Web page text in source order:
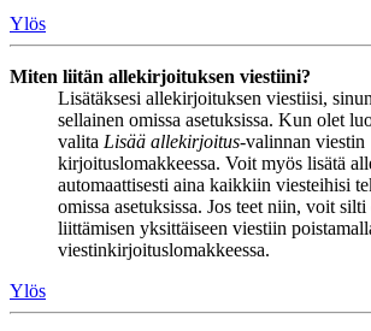
Ylös
Miten liitän allekirjoituksen viestiini?
Lisätäksesi allekirjoituksen viestiisi,
sellainen omissa asetuksissa. Kun olet
valita Lisää allekirjoitus-valinnan viestin
kirjoituslomakkeessa. Voit myös lisätä
automaattisesti aina kaikkiin viesteihisi
omissa asetuksissa. Jos teet niin, voit
liittämisen yksittäiseen viestiin
viestinkirjoituslomakkeessa.
Ylös